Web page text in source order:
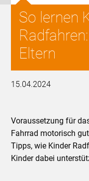
So lernen
Eltern
15.04.2024
Voraussetzung für
Fahrrad motorisch
Tipps, wie Kinder
Kinder dabei